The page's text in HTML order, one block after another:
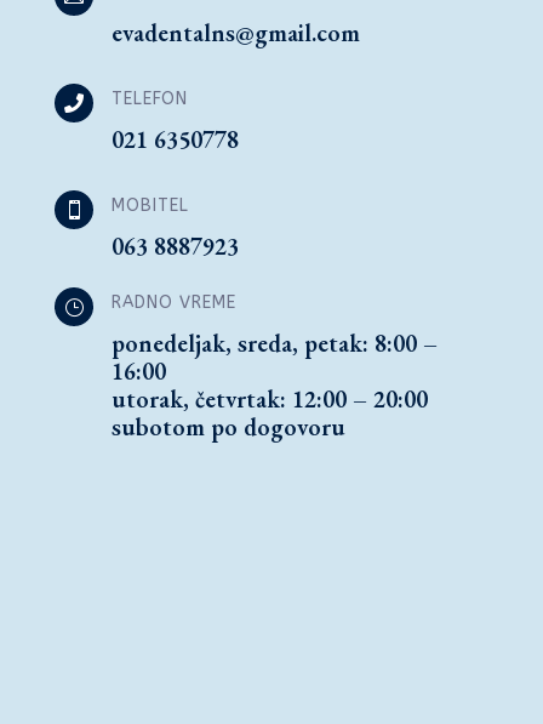
evadentalns@gmail.com
 TELEFON
021 6350778
 MOBITEL
063 8887923
} RADNO VREME
ponedeljak, sreda, petak: 8:00 –
16:00
utorak, četvrtak: 12:00 – 20:00
subotom po dogovoru